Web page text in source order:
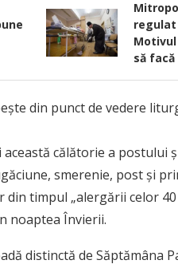
să
din punct de vedere
călătorie a postului
smerenie, post şi
timpul „alergării celor 40
noaptea Învierii.
distinctă de Săptămâna